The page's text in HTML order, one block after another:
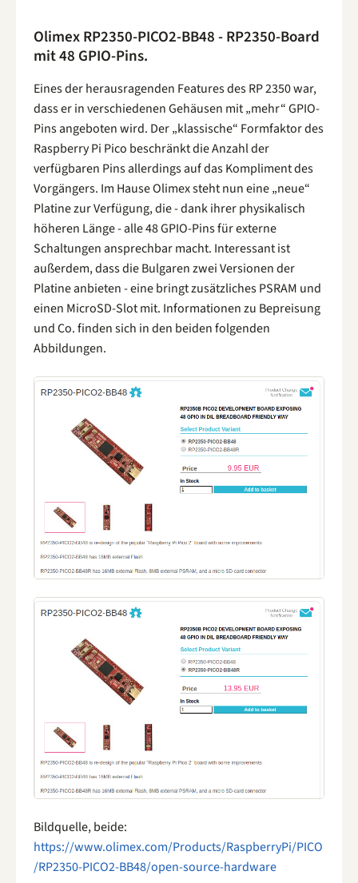
Olimex RP2350-PICO2-BB48 - RP2350-Board
mit 48 GPIO-Pins.
Eines der herausragenden Features des RP 2350 war,
dass er in verschiedenen Gehäusen mit „mehr“ GPIO-
Pins angeboten wird. Der „klassische“ Formfaktor des
Raspberry Pi Pico beschränkt die Anzahl der
verfügbaren Pins allerdings auf das Kompliment des
Vorgängers. Im Hause Olimex steht nun eine „neue“
Platine zur Verfügung, die - dank ihrer physikalisch
höheren Länge - alle 48 GPIO-Pins für externe
Schaltungen ansprechbar macht. Interessant ist
außerdem, dass die Bulgaren zwei Versionen der
Platine anbieten - eine bringt zusätzliches PSRAM und
einen MicroSD-Slot mit. Informationen zu Bepreisung
und Co. finden sich in den beiden folgenden
Abbildungen.
Bildquelle, beide:
https://www.olimex.com/Products/RaspberryPi/PICO
/RP2350-PICO2-BB48/open-source-hardware